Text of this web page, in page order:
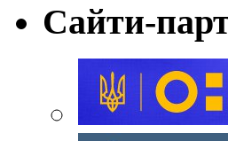
Сайти-